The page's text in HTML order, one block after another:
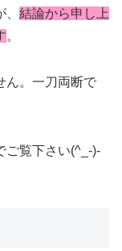
結論から申し上
。
ん。一刀両断で
ご覧下さい(^_-)-